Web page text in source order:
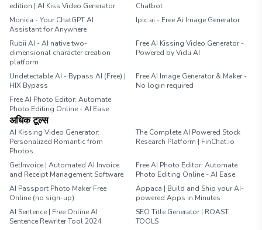
edition | AI Kiss Video Generator
Chatbot
Monica - Your ChatGPT AI
Assistant for Anywhere
Ipic.ai - Free Ai Image Generator
Rubii AI - AI native two-
dimensional character creation
platform
Free AI Kissing Video Generator -
Powered by Vidu AI
Undetectable AI - Bypass AI (Free) |
HIX Bypass
Free AI Image Generator & Maker -
No login required
Free AI Photo Editor: Automate
Photo Editing Online - AI Ease
अधिक टूल्स
AI Kissing Video Generator:
Personalized Romantic from
Photos
The Complete AI Powered Stock
Research Platform | FinChat.io
GetInvoice | Automated AI Invoice
and Receipt Management Software
Free AI Photo Editor: Automate
Photo Editing Online - AI Ease
AI Passport Photo Maker Free
Online (no sign-up)
Appaca | Build and Ship your AI-
powered Apps in Minutes
AI Sentence | Free Online AI
Sentence Rewriter Tool 2024
SEO Title Generator | ROAST
TOOLS